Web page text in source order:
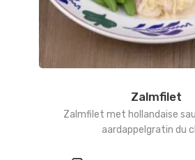
Zalmfilet
Zalmfilet met hollandaise
aardappelgratin du